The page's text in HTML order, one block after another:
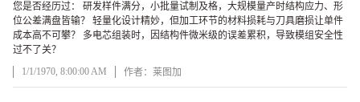
您是否经历过： 研发样件满分，小批量试制及格，大规模量产时结构应力、形
位公差满盘皆输？ 轻量化设计精妙，但加工环节的材料损耗与刀具磨损让单件
成本高不可攀？ 多电芯组装时，因结构件微米级的误差累积，导致模组安全性
过不了关？
1/1/1970, 8:00:00 AM
作者：莱图加